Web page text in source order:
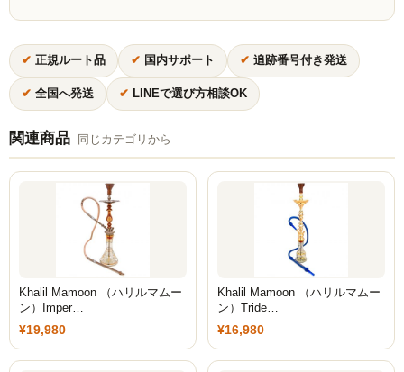
storz-bickel
Arizer
Dynavap本体
Dynavapパーツ
✔ 正規ルート品 ✔ 国内サポート ✔ 追跡番号付き発送
✔ 全国へ発送 ✔ LINEで選び方相談OK
関連商品 同じカテゴリから
Khalil Mamoon （ハリルマムー
ン）Imper…
¥19,980
Khalil Mamoon （ハリルマムー
ン）Tride…
¥16,980